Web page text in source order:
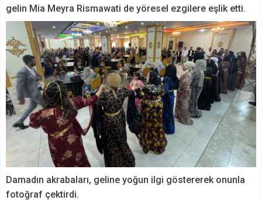
gelin Mia Meyra Rismawati de yöresel ezgilere eşlik etti.
Damadın akrabaları, geline yoğun ilgi göstererek onunla
fotoğraf çektirdi.